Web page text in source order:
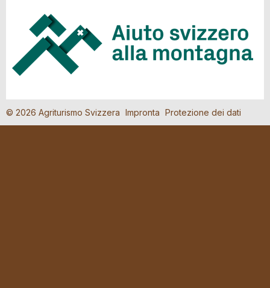
© 2026 Agriturismo Svizzera Impronta Protezione dei dati